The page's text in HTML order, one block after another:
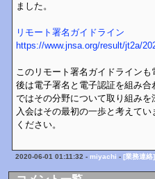
ました。
リモート署名ガイドライン
https://www.jnsa.org/result/jt2a/
このリモート署名ガイドライン
後は電子署名と電子認証を組み
ではその分野について取り組み
入会はその最初の一歩と考えて
ください。
2020-06-01 01:11:32 - miyachi - [業務連絡]